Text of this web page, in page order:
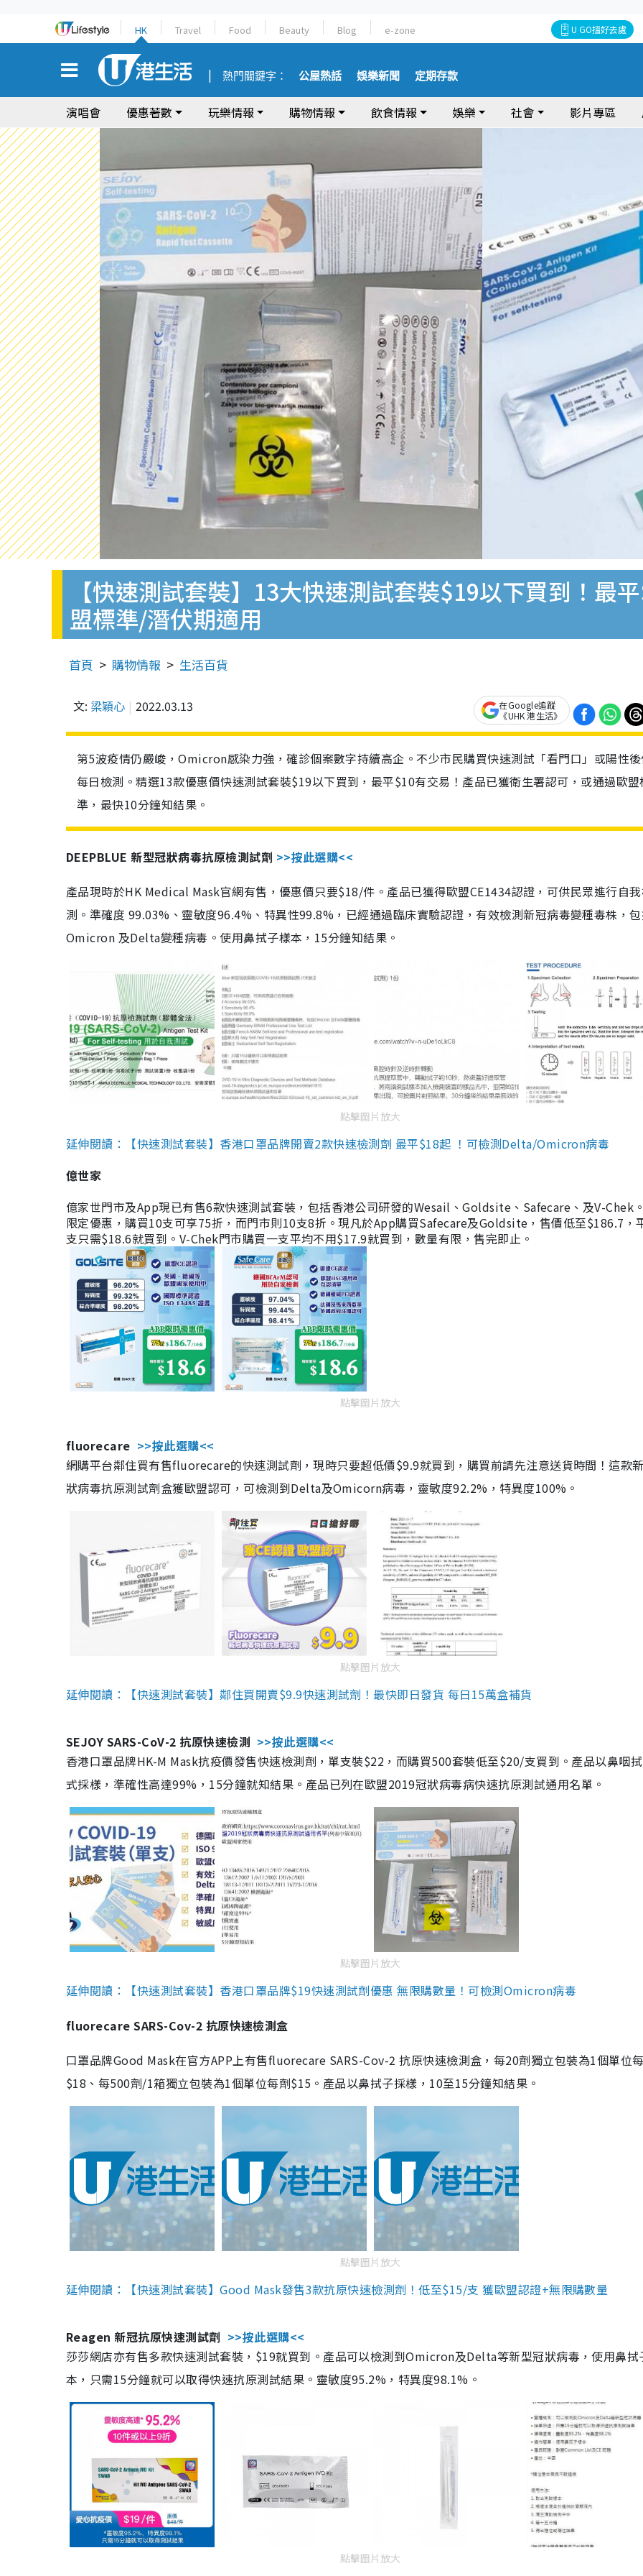
HK Travel Food Beauty Blog e-zone U GO搵好去處
熱門關鍵字： 公屋熱話 娛樂新聞 定期存款
演唱會 優惠著數 玩樂情報 購物情報 飲食情報 娛樂 社會 影片專區
【快速測試套裝】13大快速測試套裝$19以下買到！最
盟標準/潛伏期適用
首頁 購物情報 生活百貨
文: 梁穎心 2022.03.13
在Google追蹤
《UHK 港生活》
第5波疫情仍嚴峻，Omicron感染力強，確診個案數字持續高企。不少市民購買快速測試「看門口」或陽性
每日檢測。精選13款優惠價快速測試套裝$19以下買到，最平$10有交易！產品已獲衛生署認可，或通過歐盟
準，最快10分鐘知結果。
DEEPBLUE 新型冠狀病毒抗原檢測試劑 >>按此選購<<
產品現時於HK Medical Mask官網有售，優惠價只要$18/件。產品已獲得歐盟CE1434認證，可供民眾進行自
測。準確度 99.03%、靈敏度96.4%、特異性99.8%，已經通過臨床實驗認證，有效檢測新冠病毒變種毒株，
Omicron 及Delta變種病毒。使用鼻拭子樣本，15分鐘知結果。
點擊圖片放大
延伸閱讀：【快速測試套裝】香港口罩品牌開賣2款快速檢測劑 最平$18起 ！可檢測Delta/Omicron病毒
億世家
億家世門市及App現已有售6款快速測試套裝，包括香港公司研發的Wesail、Goldsite、Safecare、及V-Chek
限定優惠，購買10支可享75折，而門市則10支8折。現凡於App購買Safecare及Goldsite，售價低至$186.7，
支只需$18.6就買到。V-Chek門市購買一支平均不用$17.9就買到，數量有限，售完即止。
點擊圖片放大
fluorecare >>按此選購<<
網購平台鄰住買有售fluorecare的快速測試劑，現時只要超低價$9.9就買到，購買前請先注意送貨時間！這款
狀病毒抗原測試劑盒獲歐盟認可，可檢測到Delta及Omicorn病毒，靈敏度92.2%，特異度100%。
點擊圖片放大
延伸閱讀：【快速測試套裝】鄰住買開賣$9.9快速測試劑！最快即日發貨 每日15萬盒補貨
SEJOY SARS-CoV-2 抗原快速檢測 >>按此選購<<
香港口罩品牌HK-M Mask抗疫價發售快速檢測劑，單支裝$22，而購買500套裝低至$20/支買到。產品以鼻咽
式採樣，準確性高達99%，15分鐘就知結果。產品已列在歐盟2019冠狀病毒病快速抗原測試通用名單。
點擊圖片放大
延伸閱讀：【快速測試套裝】香港口罩品牌$19快速測試劑優惠 無限購數量！可檢測Omicron病毒
fluorecare SARS-Cov-2 抗原快速檢測盒
口罩品牌Good Mask在官方APP上有售fluorecare SARS-Cov-2 抗原快速檢測盒，每20劑獨立包裝為1個單位
$18、每500劑/1箱獨立包裝為1個單位每劑$15。產品以鼻拭子採樣，10至15分鐘知結果。
點擊圖片放大
延伸閱讀：【快速測試套裝】Good Mask發售3款抗原快速檢測劑！低至$15/支 獲歐盟認證+無限購數量
Reagen 新冠抗原快速測試劑 >>按此選購<<
莎莎網店亦有售多款快速測試套裝，$19就買到。產品可以檢測到Omicron及Delta等新型冠狀病毒，使用鼻拭
本，只需15分鐘就可以取得快速抗原測試結果。靈敏度95.2%，特異度98.1%。
點擊圖片放大